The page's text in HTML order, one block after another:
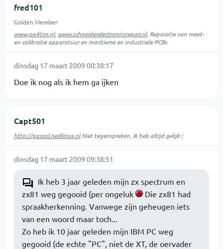
fred101
Golden Member
www.pa4tim.nl, www.schneiderelectronicsrepair.nl, Reparatie van meet-
en calibratie apparatuur en maritieme en industriele PCBs
dinsdag 17 maart 2009 00:38:17
Doe ik nog als ik hem ga ijken
Capt501
http://pascal.nedlinux.nlNiet tegenspreken, Ik heb altijd gelijk !
dinsdag 17 maart 2009 09:38:51
Ik heb 3 jaar geleden mijn zx spectrum en
zx81 weg gegooid (per ongeluk
Die zx81 had
spraakherkenning. Vanwege zijn geheugen iets
van een woord maar toch...
Zo heb ik 10 jaar geleden mijn IBM PC weg
gegooid (de echte "PC", niet de XT, de oervader